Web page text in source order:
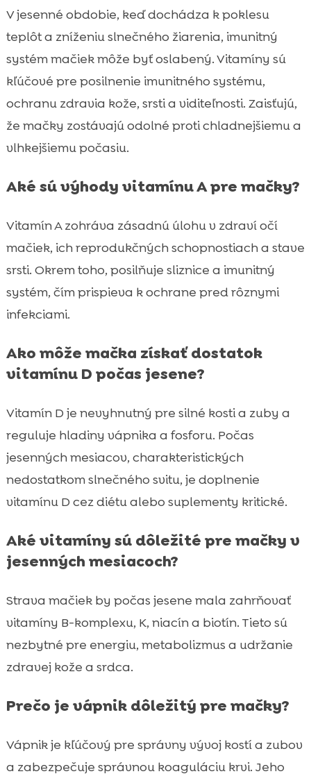
V jesenné obdobie, keď dochádza k poklesu
teplôt a zníženiu slnečného žiarenia, imunitný
systém mačiek môže byť oslabený. Vitamíny sú
kľúčové pre posilnenie imunitného systému,
ochranu zdravia kože, srsti a viditeľnosti. Zaisťujú,
že mačky zostávajú odolné proti chladnejšiemu a
vlhkejšiemu počasiu.
Aké sú výhody vitamínu A pre mačky?
Vitamín A zohráva zásadnú úlohu v zdraví očí
mačiek, ich reprodukčných schopnostiach a stave
srsti. Okrem toho, posilňuje sliznice a imunitný
systém, čím prispieva k ochrane pred rôznymi
infekciami.
Ako môže mačka získať dostatok
vitamínu D počas jesene?
Vitamín D je nevyhnutný pre silné kosti a zuby a
reguluje hladiny vápnika a fosforu. Počas
jesenných mesiacov, charakteristických
nedostatkom slnečného svitu, je doplnenie
vitamínu D cez diétu alebo suplementy kritické.
Aké vitamíny sú dôležité pre mačky v
jesenných mesiacoch?
Strava mačiek by počas jesene mala zahrňovať
vitamíny B-komplexu, K, niacín a biotín. Tieto sú
nezbytné pre energiu, metabolizmus a udržanie
zdravej kože a srdca.
Prečo je vápnik dôležitý pre mačky?
Vápnik je kľúčový pre správny vývoj kostí a zubov
a zabezpečuje správnou koaguláciu krvi. Jeho